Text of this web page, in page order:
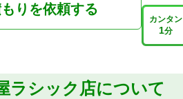
りを依頼する
カンタン
1分
ラシック店について